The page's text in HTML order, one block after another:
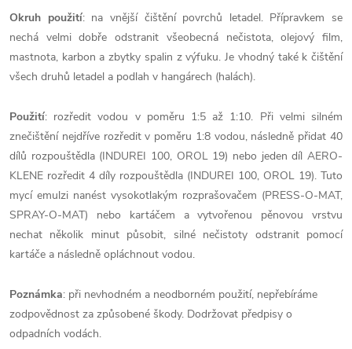
Okruh použití: na vnější čištění povrchů letadel. Přípravkem se
nechá velmi dobře odstranit všeobecná nečistota, olejový film,
mastnota, karbon a zbytky spalin z výfuku. Je vhodný také k čištění
všech druhů letadel a podlah v hangárech (halách).
Použití: rozředit vodou v poměru 1:5 až 1:10. Při velmi silném
znečištění nejdříve rozředit v poměru 1:8 vodou, následně přidat 40
dílů rozpouštědla (INDUREI 100, OROL 19) nebo jeden díl AERO-
KLENE rozředit 4 díly rozpouštědla (INDUREI 100, OROL 19). Tuto
mycí emulzi nanést vysokotlakým rozprašovačem (PRESS-O-MAT,
SPRAY-O-MAT) nebo kartáčem a vytvořenou pěnovou vrstvu
nechat několik minut působit, silné nečistoty odstranit pomocí
kartáče a následně opláchnout vodou.
Poznámka: při nevhodném a neodborném použití, nepřebíráme
zodpovědnost za způsobené škody. Dodržovat předpisy o
odpadních vodách.